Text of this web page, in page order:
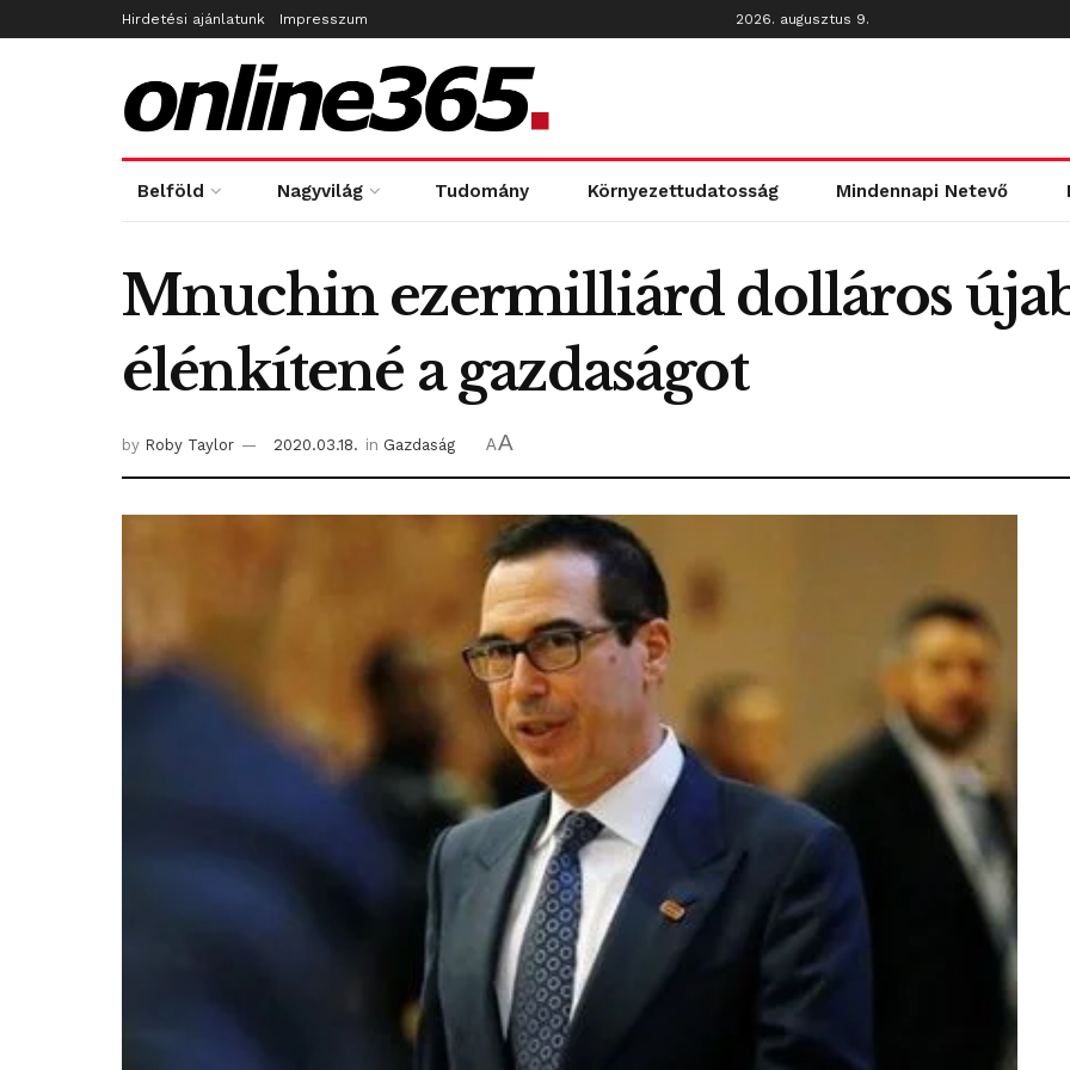
Hirdetési ajánlatunk Impresszum 2026. augusztus 9.
Belföld Nagyvilág Tudomány Környezettudatosság Mindennapi Netevő
Mnuchin ezermilliárd dolláros
élénkítené a gazdaságot
by Roby Taylor 2020.03.18. in Gazdaság AA